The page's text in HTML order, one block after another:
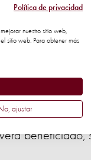
en hacer
Esto puede
entrenarlos es
quieres que tu
cuando
piso. El
ellos
beneficiado,
Política de privacidad
nuestro sitio web,
sitio web. Para obtener más
ajustar